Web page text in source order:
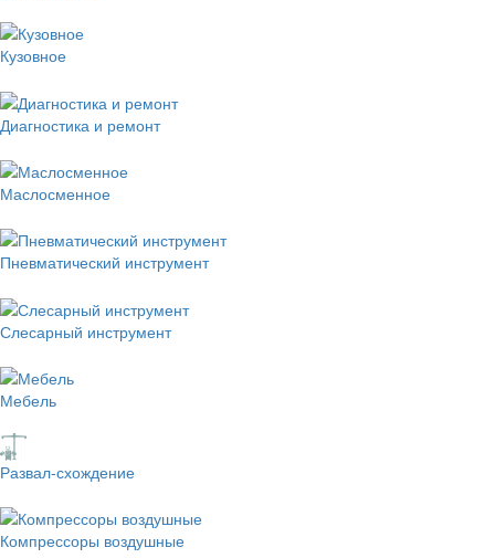
Кузовное
Диагностика и ремонт
Маслосменное
Пневматический инструмент
Слесарный инструмент
Мебель
Развал-схождение
Компрессоры воздушные